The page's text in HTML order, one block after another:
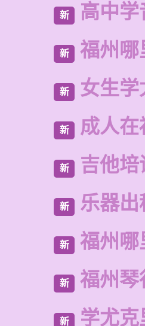
新 高中
新 福州哪
新 女生
新 成人
新 吉他
新 乐器出
新 福州哪
新 福州琴
新 学尤